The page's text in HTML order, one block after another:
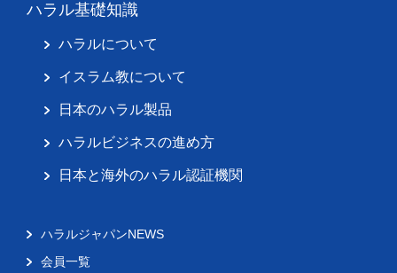
ハラル基礎知識
ハラルについて
イスラム教について
日本のハラル製品
ハラルビジネスの進め方
日本と海外のハラル認証機関
ハラルジャパンNEWS
会員一覧